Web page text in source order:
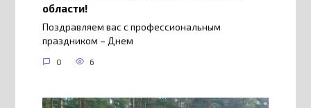
области!
Поздравляем вас с профессиональным
праздником – Днем
0 6